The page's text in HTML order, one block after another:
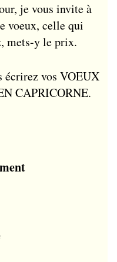
je vous invite à
voeux, celle qui
mets-y le prix.
écrirez vos VOEUX
CAPRICORNE.